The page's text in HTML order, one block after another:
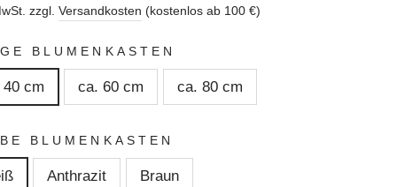
zzgl. Versandkosten (kostenlos ab 100 €)
BLUMENKASTEN
cm ca. 60 cm ca. 80 cm
BLUMENKASTEN
Anthrazit Braun